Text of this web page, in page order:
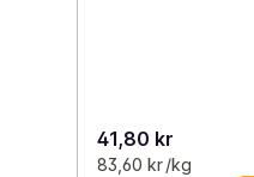
41,80 kr
83,60 kr /kg